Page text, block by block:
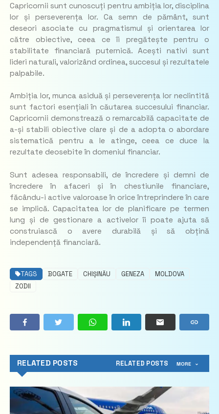
Capricornii sunt cunoscuți pentru ambiția lor, disciplina
lor și perseverența lor. Ca semn de pământ, sunt
deseori asociate cu pragmatismul și orientarea lor
către obiective, ceea ce îi pregătește pentru o
stabilitate financiară puternică. Acești nativi sunt
lideri naturali, valorizând ordinea, succesul și rezultatele
palpabile.
Ambiția lor, munca asiduă și perseverența lor neclintită
sunt factori esențiali în căutarea succesului financiar.
Capricornii demonstrează o remarcabilă capacitate de
a-și stabili obiective clare și de a adopta o abordare
sistematică pentru a le atinge, ceea ce duce la
rezultate deosebite în domeniul financiar.
Sunt adesea responsabili, de încredere și demni de
încredere în afaceri și în chestiunile financiare,
făcându-i active valoroase în orice întreprindere în care
se implică. Capacitatea lor de planificare pe termen
lung și de gestionare a activelor îi poate ajuta să
construiască o avere durabilă și să obțină
independență financiară.
TAGS BOGATE CHIȘINĂU GENEZA
MOLDOVA
ZODII
RELATED POSTS RELATED POSTS MORE